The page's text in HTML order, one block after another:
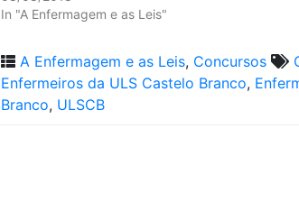
In "A Enfermagem e as Leis"
A Enfermagem e as Leis, Concursos
Enfermeiros da ULS Castelo Branco,
Branco, ULSCB